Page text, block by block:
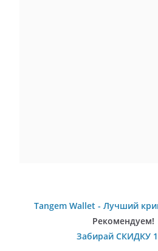
Tangem Wallet - Лучший
Рекомендуем!
Забирай СКИДКУ